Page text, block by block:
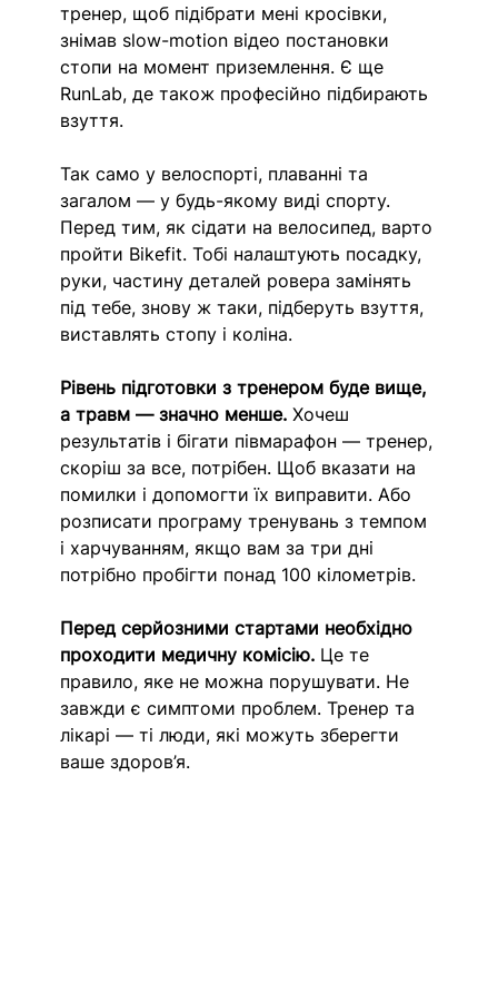
тренер, щоб підібрати мені кросівки,
знімав slow-motion відео постановки
стопи на момент приземлення. Є ще
RunLab, де також професійно підбирають
взуття.
Так само у велоспорті, плаванні та
загалом — у будь-якому виді спорту.
Перед тим, як сідати на велосипед, варто
пройти Bikefit. Тобі налаштують посадку,
руки, частину деталей ровера замінять
під тебе, знову ж таки, підберуть взуття,
виставлять стопу і коліна.
Рівень підготовки з тренером буде вище,
а травм — значно менше. Хочеш
результатів і бігати півмарафон — тренер,
скоріш за все, потрібен. Щоб вказати на
помилки і допомогти їх виправити. Або
розписати програму тренувань з темпом
і харчуванням, якщо вам за три дні
потрібно пробігти понад 100 кілометрів.
Перед серйозними стартами необхідно
проходити медичну комісію. Це те
правило, яке не можна порушувати. Не
завжди є симптоми проблем. Тренер та
лікарі — ті люди, які можуть зберегти
ваше здоров’я.